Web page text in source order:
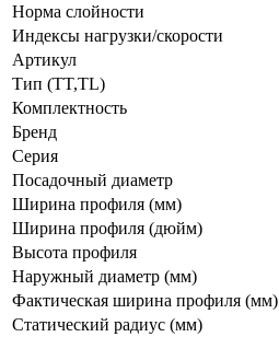
Норма слойности
Индексы нагрузки/скорости
Артикул
Тип (TT,TL)
Комплектность
Бренд
Серия
Посадочный диаметр
Ширина профиля (мм)
Ширина профиля (дюйм)
Высота профиля
Наружный диаметр (мм)
Фактическая ширина профиля (мм)
Статический радиус (мм)